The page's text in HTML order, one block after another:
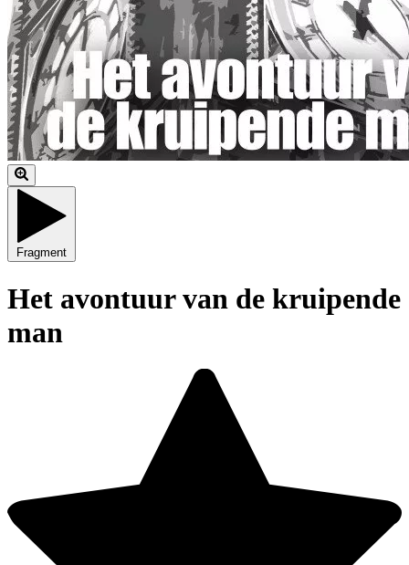
Fragment
Het avontuur van de kruipende
man